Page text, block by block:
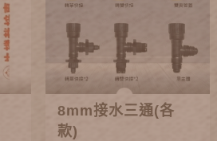
8mm接水三通(各
款)